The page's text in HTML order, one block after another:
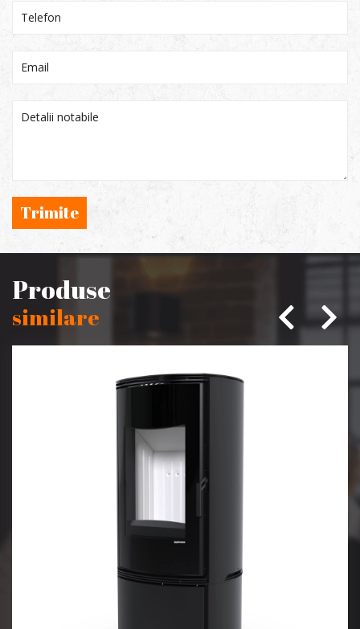
Trimite
Produse
similare